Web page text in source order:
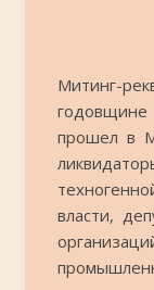
Митинг-реквием, посвященный 36-й
прошел в
власти,